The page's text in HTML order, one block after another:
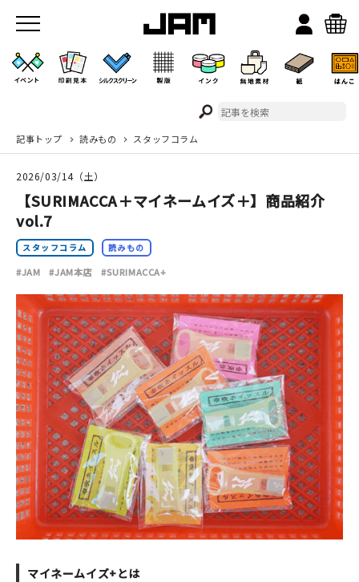
JAMのこと
お店/ワークスペース
イベント
印刷見本
シルクスクリーン
無地素材
紙
本
記事トップ 読みもの スタッフコラム
2026/03/14（土）
【SURIMACCA＋マイネームイズ＋】商品紹介
vol.7
スタッフコラム 読みもの
#JAM #JAM本店 #SURIMACCA+
マイネームイズ+とは